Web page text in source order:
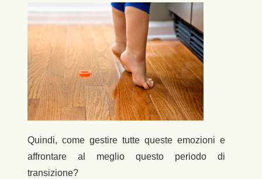
Quindi, come gestire tutte queste emozioni e
affrontare al meglio questo periodo di
transizione?